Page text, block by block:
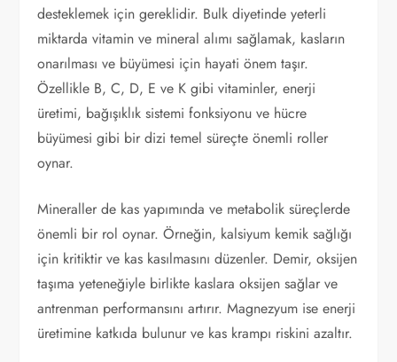
desteklemek için gereklidir. Bulk diyetinde yeterli
miktarda vitamin ve mineral alımı sağlamak, kasların
onarılması ve büyümesi için hayati önem taşır.
Özellikle B, C, D, E ve K gibi vitaminler, enerji
üretimi, bağışıklık sistemi fonksiyonu ve hücre
büyümesi gibi bir dizi temel süreçte önemli roller
oynar.
Mineraller de kas yapımında ve metabolik süreçlerde
önemli bir rol oynar. Örneğin, kalsiyum kemik sağlığı
için kritiktir ve kas kasılmasını düzenler. Demir, oksijen
taşıma yeteneğiyle birlikte kaslara oksijen sağlar ve
antrenman performansını artırır. Magnezyum ise enerji
üretimine katkıda bulunur ve kas krampı riskini azaltır.